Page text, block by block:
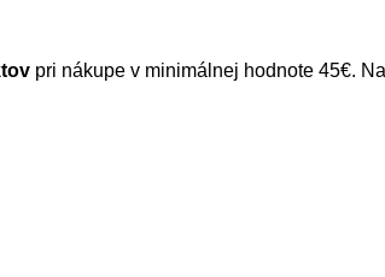
pri nákupe v minimálnej hodnote 45€.